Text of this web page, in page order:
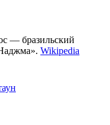
— бразильский
Wikipedia